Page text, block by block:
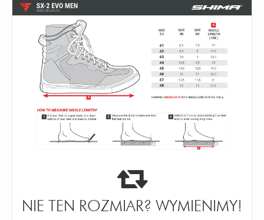
NIE TEN ROZMIAR? WYMIENIMY!